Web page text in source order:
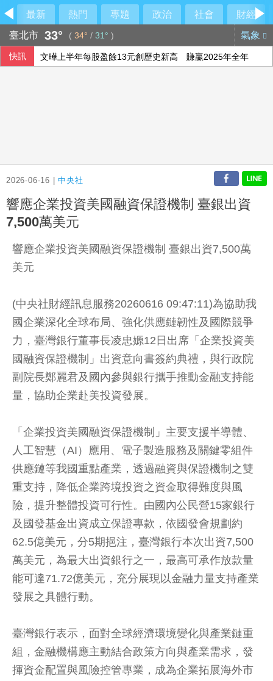
最新 熱門 專題 政治 社會
財經
臺北市 33° ( 34° / 31° ) 氣象
快訊 文曄上半年每股盈餘13元創歷史新高 賺贏2025年全年
2026-06-16 |中央社
響應企業投資美國融資保證機制 臺銀出資
7,500萬美元
響應企業投資美國融資保證機制 臺銀出資7,500萬
美元
(中央社財經訊息服務20260616 09:47:11)為協助我
國企業深化全球布局、強化供應鏈韌性及國際競爭
力，臺灣銀行董事長凌忠嫄12日出席「企業投資美
國融資保證機制」出資意向書簽約典禮，與行政院
副院長鄭麗君及國內參與銀行攜手推動金融支持能
量，協助企業赴美投資發展。
「企業投資美國融資保證機制」主要支援半導體、
人工智慧（AI）應用、電子製造服務及關鍵零組件
供應鏈等我國重點產業，透過融資與保證機制之雙
重支持，降低企業跨境投資之資金取得難度與風
險，提升整體投資可行性。由國內公民營15家銀行
及國發基金出資成立保證專款，依國發會規劃約
62.5億美元，分5期挹注，臺灣銀行本次出資7,500
萬美元，為最大出資銀行之一，最高可承作放款量
能可達71.72億美元，充分展現以金融力量支持產業
發展之具體行動。
臺灣銀行表示，面對全球經濟環境變化與產業鏈重
組，金融機構應主動結合政策方向與產業需求，發
揮資金配置與風險控管專業，成為企業拓展海外市